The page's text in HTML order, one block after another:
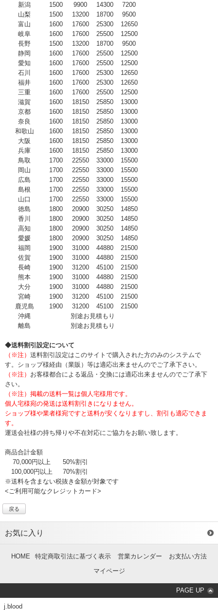
新潟
1500 9900 14300
7200
山梨
1500 13200 18700
9500
富山
1600 17600 25300
12650
岐阜
1600 17600 25500
12500
長野
1500 13200 18700
9500
静岡
1600 17600 25500
12500
愛知
1600 17600 25500
12500
石川
1600 17600 25300
12650
福井
1600 17600 25300
12650
三重
1600 17600 25500
12500
滋賀
1600 18150 25850
13000
京都
1600 18150 25850
13000
奈良
1600 18150 25850
13000
和歌山
1600 18150 25850
13000
大阪
1600 18150 25850
13000
兵庫
1600 18150 25850
13000
鳥取
1700 22550 33000
15500
岡山
1700 22550 33000
15500
広島
1700 22550 33000
15500
島根
1700 22550 33000
15500
山口
1700 22550 33000
15500
徳島
1800 20900 30250
14850
香川
1800 20900 30250
14850
高知
1800 20900 30250
14850
愛媛
1800 20900 30250
14850
福岡
1900 31000 44880
21500
佐賀
1900 31000 44880
21500
長崎
1900 31200 45100
21500
熊本
1900 31000 44880
21500
大分
1900 31000 44880
21500
宮崎
1900 31200 45100
21500
鹿児島
1900 31200 45100
21500
沖縄
別途お見積もり
離島
別途お見積もり
◆送料割引設定について
（※注） 送料割引設定はこのサイトで購入された方のみのシステムで
す。ショップ様経由（業販）等は適応出来ませんのでご了承下さい。
（※注） お客様都合による返品・交換には適応出来ませんのでご了承下
さい。
（※注）掲載の送料一覧は個人宅様用です。
個人宅様宛の発送は送料割引きになりません。
ショップ様や業者様宛ですと送料が安くなりますし、割引も適応できま
す。
運送会社様の持ち帰りや不在対応にご協力をお願い致します。
商品合計金額
70,000円以上
50%割引
100,000円以上
70%割引
※送料を含まない税抜き金額が対象です
<ご利用可能なクレジットカード>
戻る
お気に入り
HOME 特定商取引法に基づく表示 営業カレンダー
お支払い方法
マイページ
PAGE UP
j.blood